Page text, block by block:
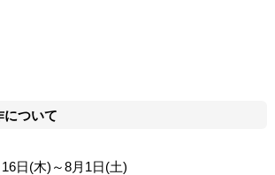
ついて
16日(木)～8月1日(土)